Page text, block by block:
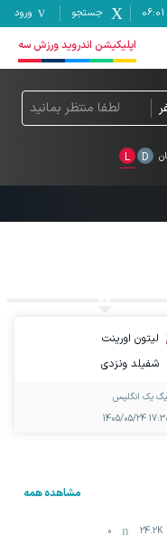
06:01 جستجو ورود
اپلیکیشن اندروید ورزش سه
لطفا منتظر بمانید
D
L
لیتون اورینت
شفیلد ونزدی
یک انگلیس
1405/05/24
مشاهده همه
24.2K
0